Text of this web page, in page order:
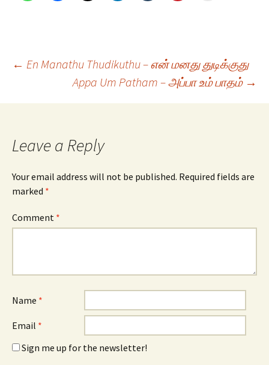
Post
navigation
← En Manathu Thudikuthu – என் மனது துடிக்குது
Appa Um Patham – அப்பா உம் பாதம் →
Leave a Reply
Your email address will not be published. Required fields are
marked *
Comment *
Name *
Email *
Sign me up for the newsletter!